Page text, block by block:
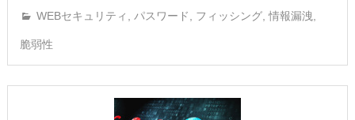
WEBセキュリティ パスワード フィッシング,情報漏洩
脆弱性